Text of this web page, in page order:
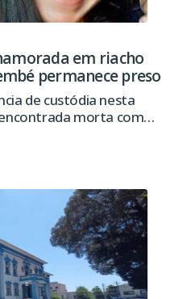
em riacho
permanece preso
de custódia nesta
morta com